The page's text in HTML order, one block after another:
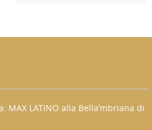
MAX LATINO alla Bella’mbriana di